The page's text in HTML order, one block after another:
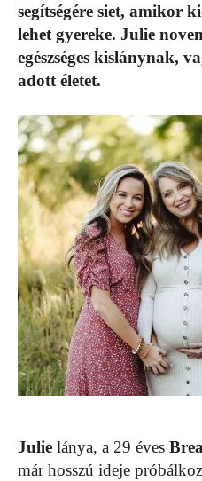
segítségére siet, amikor
lehet gyereke. Julie
egészséges kislánynak,
adott életet.
Julie lánya, a 29 éves
már hosszú ideje